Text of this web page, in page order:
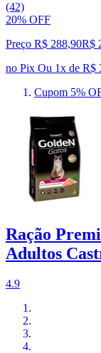
(42)
20% OFF
Preço R$ 288,90R$
no Pix Ou 1x de R$
Cupom 5%
Ração
Adultos
4.9